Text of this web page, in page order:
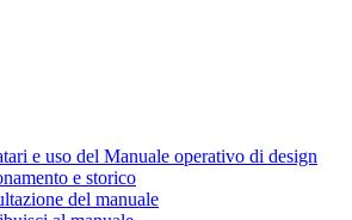
e uso del Manuale operativo di design
e storico
del manuale